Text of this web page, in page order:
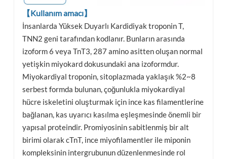
【Kullanım amacı】
İnsanlarda Yüksek Duyarlı Kardidiyak troponin T,
TNN2 geni tarafından kodlanır. Bunların arasında
izoform 6 veya TnT3, 287 amino asitten oluşan normal
yetişkin miyokard dokusundaki ana izoformdur.
Miyokardiyal troponin, sitoplazmada yaklaşık %2~8
serbest formda bulunan, çoğunlukla miyokardiyal
hücre iskeletini oluşturmak için ince kas filamentlerine
bağlanan, kas uyarıcı kasılma eşleşmesinde önemli bir
yapısal proteindir. Promiyosinin sabitlenmiş bir alt
birimi olarak cTnT, ince miyofilamentler ile miponin
kompleksinin intergrubunun düzenlenmesinde rol